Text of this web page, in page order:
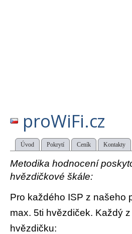
proWiFi.cz
Úvod Pokrytí Ceník Kontakty
Metodika hodnocení
hvězdičkové škále:
Pro každého ISP z našeho
max. 5ti hvězdiček. Každý
hvězdičku: